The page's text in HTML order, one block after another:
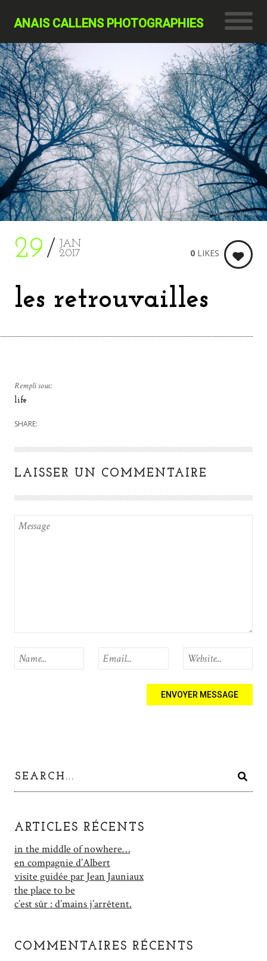
ANAIS CALLENS PHOTOGRAPHIES
29
JAN
2017
les retrouvailles
0 LIKES
Rempli sous:
life
SHARE:
LAISSER UN COMMENTAIRE
ARTICLES RÉCENTS
in the middle of nowhere…
en compagnie d’Albert
visite guidée par Jean Jauniaux
the place to be
c’est sûr : d’mains j’arrêtent.
COMMENTAIRES RÉCENTS